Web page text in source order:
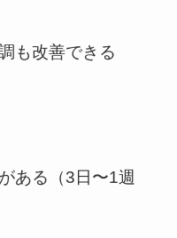
も改善できる
ある（3日〜1週